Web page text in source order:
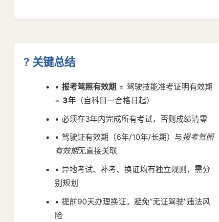
? 关键总结
•报考驾照有效期 = 驾驶技能准考证明有效期
= 3年 （自科目一合格日起）
• 必须在3年内完成所有考试，否则成绩清零
• 驾驶证有效期（6年/10年/长期）与报考驾照
有效期无直接关联
• 异地考试、补考、换证均有独立规则，需分
别规划
• 提前90天办理换证，避免“无证驾驶”违法风
险